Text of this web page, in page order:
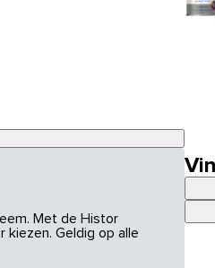
Met de Histor
kiezen. Geldig op alle